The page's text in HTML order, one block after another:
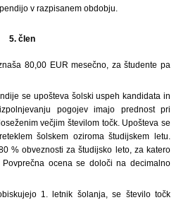
v razpisanem obdobju.
5. člen
80,00 EUR mesečno, za študente pa
se upošteva šolski uspeh kandidata in
pogojev imajo prednost pri
večjim številom točk. Upošteva se
šolskem oziroma študijskem letu.
% obveznosti za študijsko leto, za katero
ocena se določi na decimalno
1. letnik šolanja, se število točk